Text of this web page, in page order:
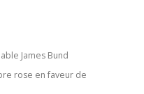
James Bund
rose en faveur de